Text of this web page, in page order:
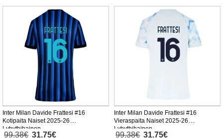
Inter Milan Davide Frattesi #16
Kotipaita Naiset 2025-26
Lyhythihainen
99.38€ 31.75€
Inter Milan Davide Frattesi #16
Vieraspaita Naiset 2025-26
Lyhythihainen
99.38€ 31.75€